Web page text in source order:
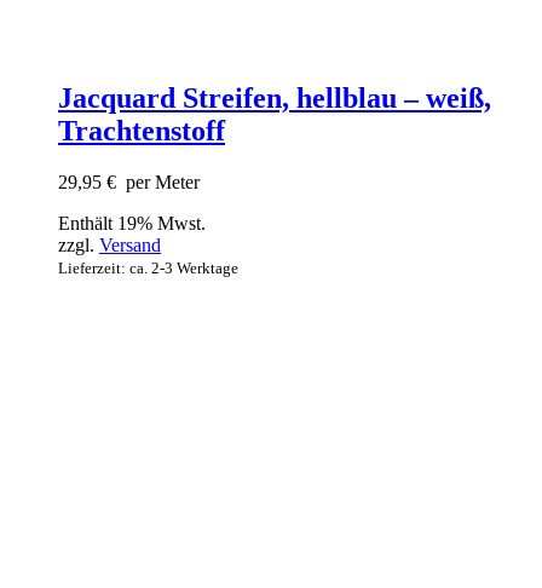
Jacquard Streifen, hellblau – weiß,
Trachtenstoff
29,95 € per Meter
Enthält 19% Mwst.
zzgl. Versand
Lieferzeit: ca. 2-3 Werktage